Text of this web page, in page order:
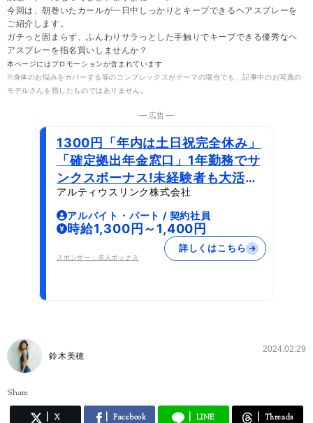
今回は、朝巻いたカールが一日中しっかりとキープできるヘアスプレーを
ご紹介します。
ガチっと固まらず、ふんわりサラっとした手触りでキープできる優秀なヘ
アスプレーを指名買いしませんか？
本ページにはプロモーションが含まれています
※身体のお悩みをカバーする等のコンプレックスがテーマの場合でも、記事中のお写真の
モデルさんを指したものではありません。
― 広告 ―
1300円「年内は土日祝完全休み」
「確定拠出年金窓口」1年勤務でサ
ンクスボーナス!未経験者も大活躍
中!イチから丁寧に教えます
アルティウスリンク株式会社
アルバイト・パート / 契約社員
時給1,300円～1,400円
スポンサー：求人ボックス
詳しくはこちら
鈴木美穂
2024.02.29
Share
X Facebook LINE Threads